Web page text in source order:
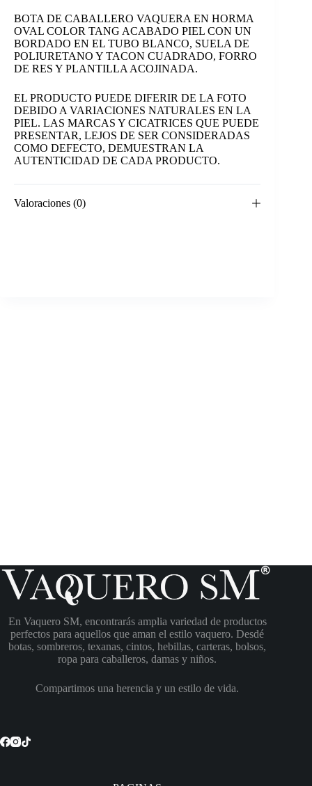
BOTA DE CABALLERO VAQUERA EN HORMA
OVAL COLOR TANG ACABADO PIEL CON UN
BORDADO EN EL TUBO BLANCO, SUELA DE
POLIURETANO Y TACON CUADRADO, FORRO
DE RES Y PLANTILLA ACOJINADA.
EL PRODUCTO PUEDE DIFERIR DE LA FOTO
DEBIDO A VARIACIONES NATURALES EN LA
PIEL. LAS MARCAS Y CICATRICES QUE PUEDE
PRESENTAR, LEJOS DE SER CONSIDERADAS
COMO DEFECTO, DEMUESTRAN LA
AUTENTICIDAD DE CADA PRODUCTO.
Valoraciones (0)
En Vaquero SM, encontrarás amplia variedad de productos
perfectos para aquellos que aman el estilo vaquero. Desdé
botas, sombreros, texanas, cintos, hebillas, carteras, bolsos,
ropa para caballeros, damas y niños.
Compartimos una herencia y un estilo de vida.